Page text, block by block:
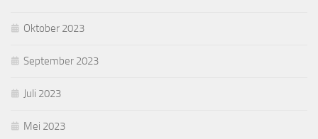
Oktober 2023
September 2023
Juli 2023
Mei 2023